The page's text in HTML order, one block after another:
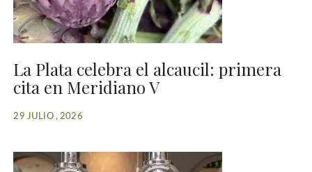
La Plata celebra el alcaucil: primera
cita en Meridiano V
29 JULIO , 2026